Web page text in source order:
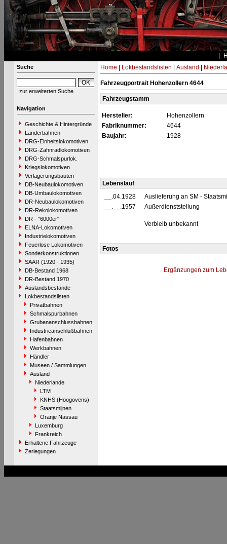
Suche
zur erweiterten Suche
Navigation
Geschichte & Hintergründe
Länderbahnen
DRG-Einheitslokomotiven
DRG-Zahnradlokomotiven
DRG-Schmalspurlok.
Kriegslokomotiven
Verlagerungsbauten
DB-Neubaulokomotiven
DB-Umbaulokomotiven
DR-Neubaulokomotiven
DR-Rekolokomotiven
DR - "6000er"
ELNA-Lokomotiven
Industrielokomotiven
Feuerlose Lokomotiven
Sonderkonstruktionen
SAAR (1920 - 1935)
DB-Bestand 1968
DR-Bestand 1970
Auslandsbestände
Lokbestandslisten
Privatbahnen
Schmalspurbahnen
Grubenanschlussbahnen
Industrieanschlußbahnen
Hafenbahnen
Werkbahnen
Händler
Museen / Sammlungen
Ausland
Niederlande
LTM
KNHS (Hoogovens)
Staatsmijnen
Oranje Nassau
Luxemburg
Frankreich
Erhaltene Fahrzeuge
Zerlegungen
Home Lokbestandslisten Ausland
Fahrzeugportrait Hohenzollern 4644
Fahrzeugstamm
Hersteller:
Hohenzollern
Fabriknummer:
4644
Baujahr:
1928
Lebenslauf
__.04.1928
Auslieferung an SM -
__.__.1957
Außerdienststellung
Verbleib unbekannt
Fotos
Ergänzungen zum